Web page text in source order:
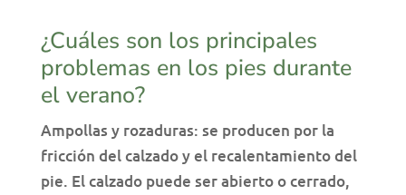
¿Cuáles son los principales
problemas en los pies durante
el verano?
Ampollas y rozaduras: se producen por la
fricción del calzado y el recalentamiento del
pie. El calzado puede ser abierto o cerrado,